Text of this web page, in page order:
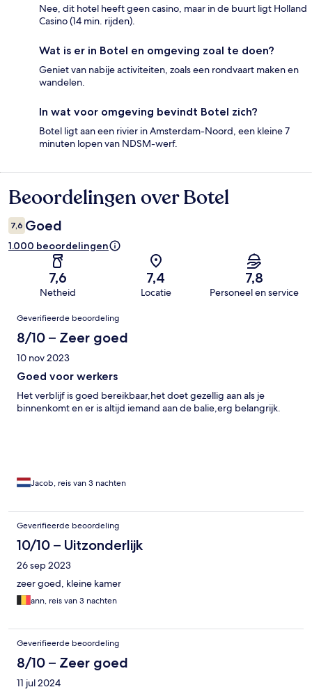
Nee, dit hotel heeft geen casino, maar in de buurt ligt Holland
Casino (14 min. rijden).
Wat is er in Botel en omgeving zoal te doen?
Geniet van nabije activiteiten, zoals een rondvaart maken en
wandelen.
In wat voor omgeving bevindt Botel zich?
Botel ligt aan een rivier in Amsterdam-Noord, een kleine 7
minuten lopen van NDSM-werf.
Beoordelingen
Beoordelingen over Botel
7,6 Goed
1.000 beoordelingen
7,6
Netheid
7,4
Locatie
7,8
Personeel en service
Beoordelingen
Geverifieerde beoordeling
8/10 – Zeer goed
10 nov 2023
Goed voor werkers
Het verblijf is goed bereikbaar,het doet gezellig aan als je
binnenkomt en er is altijd iemand aan de balie,erg belangrijk.
Jacob, reis van 3 nachten
Geverifieerde beoordeling
10/10 – Uitzonderlijk
26 sep 2023
zeer goed, kleine kamer
ann, reis van 3 nachten
Geverifieerde beoordeling
8/10 – Zeer goed
11 jul 2024